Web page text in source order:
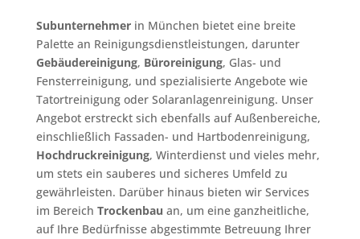
Subunternehmerin München bietet eine breite
Palette an Reinigungsdienstleistungen, darunter
Gebäudereinigung, Büroreinigung, Glas- und
Fensterreinigung, und spezialisierte Angebote wie
Tatortreinigung oder Solaranlagenreinigung. Unser
Angebot erstreckt sich ebenfalls auf Außenbereiche,
einschließlich Fassaden- und Hartbodenreinigung,
Hochdruckreinigung, Winterdienst und vieles mehr,
um stets ein sauberes und sicheres Umfeld zu
gewährleisten. Darüber hinaus bieten wir Services
im Bereich Trockenbau an, um eine ganzheitliche,
auf Ihre Bedürfnisse abgestimmte Betreuung Ihrer